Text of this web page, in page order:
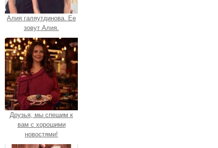
Алия галяутдинова. Ее
зовут Алия.
Друзья, мы спешим к
вам с хорошими
новостями!